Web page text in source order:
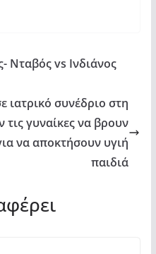
Νταβός vs Ινδιάνος
ιατρικό συνέδριο στη
γυναίκες να βρουν
να αποκτήσουν υγιή
παιδιά